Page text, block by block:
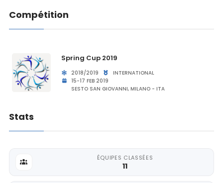
Compétition
Spring Cup 2019
2018/2019
INTERNATIONAL
15-17 FEB 2019
SESTO SAN GIOVANNI, MILANO - ITA
Stats
ÉQUIPES CLASSÉES
11